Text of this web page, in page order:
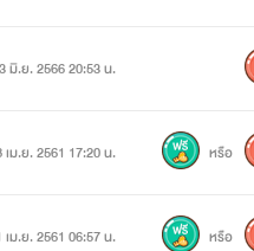
มิ.ย. 2566 20:53 น.
เม.ย. 2561 17:20 น. หรือ
เม.ย. 2561 06:57 น. หรือ